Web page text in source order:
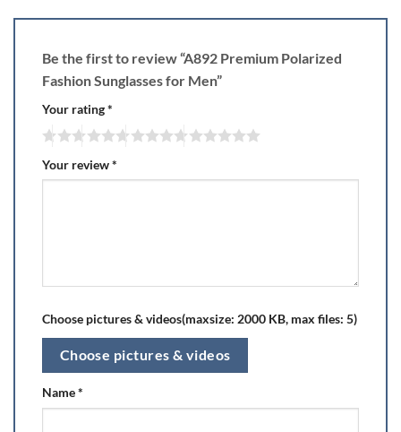
Be the first to review “A892 Premium Polarized
Fashion Sunglasses for Men”
Your rating*
Your review*
Choose pictures & videos(maxsize: 2000 KB, max files: 5)
Choose pictures & videos
Name*